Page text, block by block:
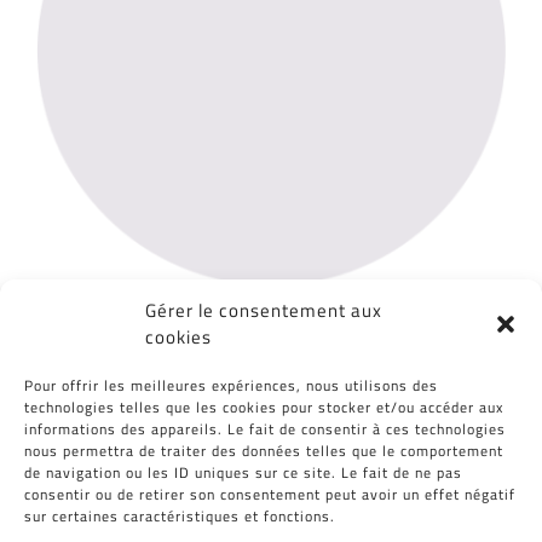
Gérer le consentement aux
cookies
Pour offrir les meilleures expériences, nous utilisons des
technologies telles que les cookies pour stocker et/ou accéder aux
informations des appareils. Le fait de consentir à ces technologies
nous permettra de traiter des données telles que le comportement
de navigation ou les ID uniques sur ce site. Le fait de ne pas
consentir ou de retirer son consentement peut avoir un effet négatif
sur certaines caractéristiques et fonctions.
Partagez cet article, Choisissez votre
Plateforme!
Facebook
TwitterRedditLinkedInWhatsApp
TumblrPinterest
Vk Email